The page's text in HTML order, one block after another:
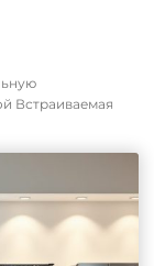
Встраиваемая